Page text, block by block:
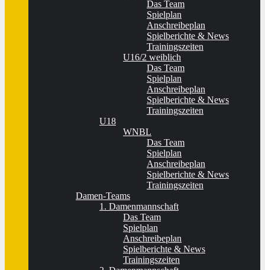
Das Team
Spielplan
Anschreibeplan
Spielberichte & News
Trainingszeiten
U16/2 weiblich
Das Team
Spielplan
Anschreibeplan
Spielberichte & News
Trainingszeiten
U18
WNBL
Das Team
Spielplan
Anschreibeplan
Spielberichte & News
Trainingszeiten
Damen-Teams
1. Damenmannschaft
Das Team
Spielplan
Anschreibeplan
Spielberichte & News
Trainingszeiten